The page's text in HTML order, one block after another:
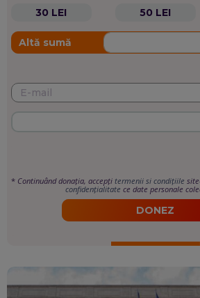
30 LEI
50 LEI
Altă sumă
* Continuând donația, accepți termenii si condițiile
confidențialitate ce date personale
DONEZ